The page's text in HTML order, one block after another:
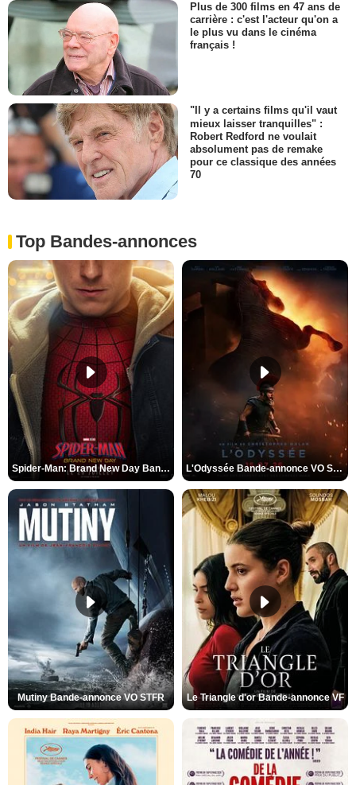
Plus de 300 films en 47 ans de
carrière : c'est l'acteur qu'on a
le plus vu dans le cinéma
français !
"Il y a certains films qu'il vaut
mieux laisser tranquilles" :
Robert Redford ne voulait
absolument pas de remake
pour ce classique des années
70
Top Bandes-annonces
Spider-Man: Brand New Day Bande-annonce VO STFR L'Odyssée Bande-annonce VO STFR
Mutiny Bande-annonce VO STFR Le Triangle d'or Bande-annonce VF